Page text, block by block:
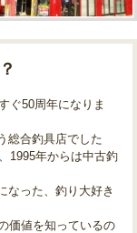
ぐ50周年になりま
総合釣具店でした
1995年からは中古釣
なった、釣り大好き
価値を知っているの